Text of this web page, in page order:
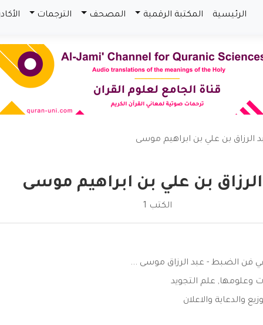
الرئيسية المكتبة الرقمية المصحف الترجمات
الرزاق بن علي بن ابراهيم موسى
بن علي بن ابراهيم موسى
الكتب 1
فن الضبط - عبد الرزاق موسى ...
وعلومها, علم التجويد
والدعاية والاعلان